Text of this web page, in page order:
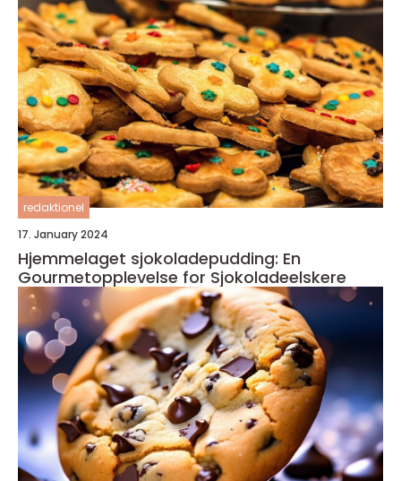
redaktionel
17. January 2024
Hjemmelaget sjokoladepudding: En
Gourmetopplevelse for Sjokoladeelskere